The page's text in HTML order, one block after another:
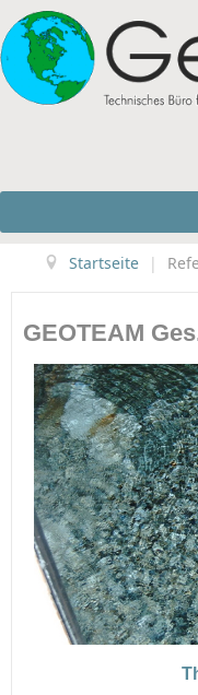
Startseite |
GEOTEAM